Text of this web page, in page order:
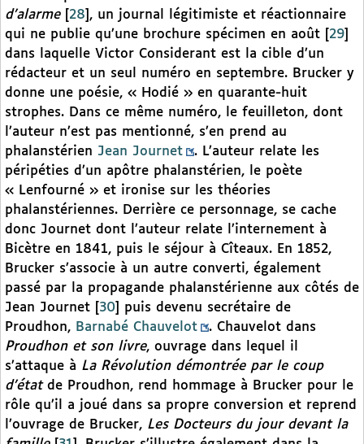
d’alarme[ 28 , un journal légitimiste et réactionnaire
qui ne publie qu’une brochure spécimen en août
29
dans laquelle Victor Considerant est la cible d’un
rédacteur et un seul numéro en septembre. Brucker y
donne une poésie, « Hodié » en quarante-huit
strophes. Dans ce même numéro, le feuilleton, dont
l’auteur n’est pas mentionné, s’en prend au
phalanstérien Jean Journet
. L’auteur relate les
péripéties d’un apôtre phalanstérien, le poète
« Lenfourné » et ironise sur les théories
phalanstériennes. Derrière ce personnage, se cache
donc Journet dont l’auteur relate l’internement à
Bicètre en 1841, puis le séjour à Cîteaux. En 1852,
Brucker s’associe à un autre converti, également
passé par la propagande phalanstérienne aux côtés de
Jean Journet
30
puis devenu secrétaire de
Proudhon, Barnabé Chauvelot
. Chauvelot dans
Proudhon et son livre, ouvrage dans lequel il
s’attaque à La Révolution démontrée par le coup
d’étatde Proudhon, rend hommage à Brucker pour le
rôle qu’il a joué dans sa propre conversion et reprend
l’ouvrage de Brucker, Les Docteurs du jour devant la